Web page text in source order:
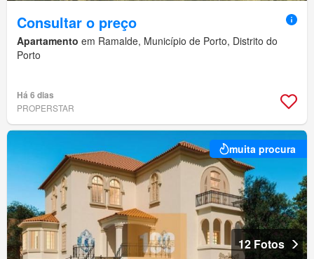
Consultar o preço
Apartamento em Ramalde, Município de Porto, Distrito do
Porto
Há 6 dias
PROPERSTAR
muita procura
12 Fotos